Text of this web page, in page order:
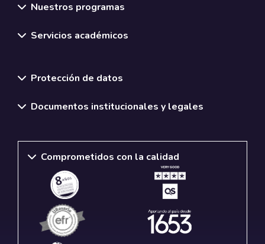
Nuestros programas
Servicios académicos
Protección de datos
Documentos institucionales y legales
Comprometidos con la calidad